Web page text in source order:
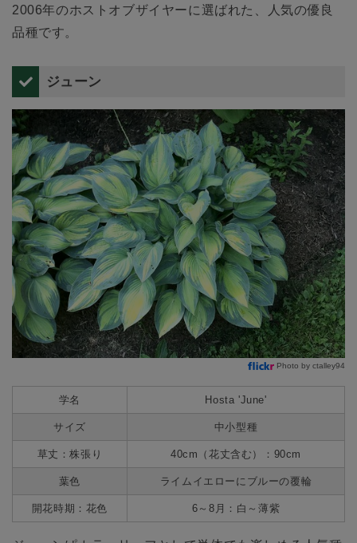
2006年のホストオブザイヤーに選ばれた、人気の優良
品種です。
ジューン
Photo by ctalley94
学名 Hosta 'June'
サイズ 中小型種
草丈：株張り 40cm（花丈含む）：90cm
葉色 ライムイエローにブルーの覆輪
開花時期：花色 6～8月：白～薄紫